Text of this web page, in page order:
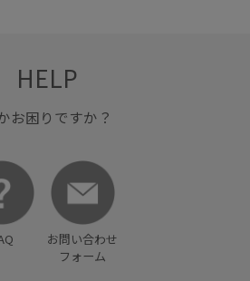
HELP
お困りですか？
お問い合わせ
フォーム